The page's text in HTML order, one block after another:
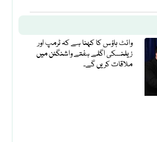
وائٹ ہاؤس کا کہنا ہے کہ ٹرمپ اور
زیلنسکی اگلے ہفتے واشنگٹن میں
ملاقات کریں گے۔